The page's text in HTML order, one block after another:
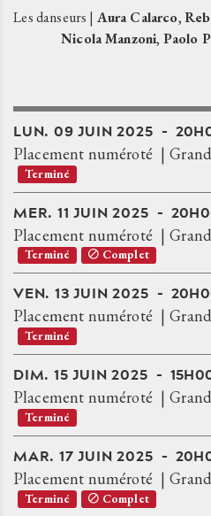
Les danseurs | Aura Calarco,
Nicola Manzoni, Paolo
LUN. 09 JUIN 2025
Placement numéroté
Terminé
MER. 11 JUIN 2025
Placement numéroté
Terminé Complet
VEN. 13 JUIN 2025
Placement numéroté
Terminé
DIM. 15 JUIN 2025
Placement numéroté
Terminé
MAR. 17 JUIN 2025
Placement numéroté
Terminé Complet